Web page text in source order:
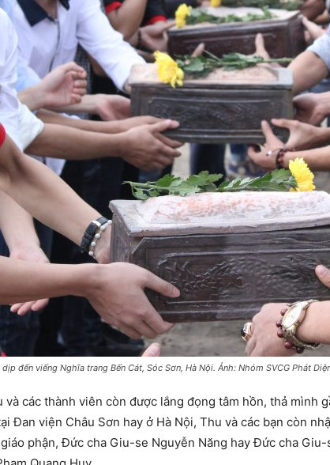
đến viếng Nghĩa trang Bến Cát, Sóc Sơn, Hà Nội. Ảnh: Nhóm SVCG Phát
các thành viên còn được lắng đọng tâm hồn, thả mình
Đan viện Châu Sơn hay ở Hà Nội, Thu và các bạn còn
phận, Đức cha Giu-se Nguyễn Năng hay Đức cha